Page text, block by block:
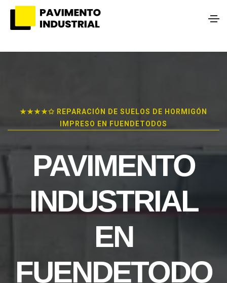
★★★★✩ REPARACIÓN DE SUELOS DE HORMIGÓN
IMPRESO EN FUENDETODOS
PAVIMENTO
INDUSTRIAL
EN
FUENDETODO